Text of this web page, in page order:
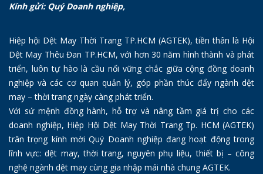
Kính gửi: Quý Doanh nghiệp,
Hiệp hội Dệt May Thời Trang TP.HCM (AGTEK), tiền thân là Hội
Dệt May Thêu Đan TP.HCM, với hơn 30 năm hình thành và phát
triển, luôn tự hào là cầu nối vững chắc giữa cộng đồng doanh
nghiệp và các cơ quan quản lý, góp phần thúc đẩy ngành dệt
may – thời trang ngày càng phát triển.
Với sứ mệnh đồng hành, hỗ trợ và nâng tầm giá trị cho các
doanh nghiệp, Hiệp Hội Dệt May Thời Trang Tp. HCM (AGTEK)
trân trọng kính mời Quý Doanh nghiệp đang hoạt động trong
lĩnh vực: dệt may, thời trang, nguyên phụ liệu, thiết bị – công
nghệ ngành dệt may cùng gia nhập mái nhà chung AGTEK.